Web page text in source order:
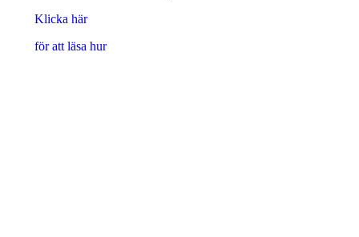
Klicka här
för att läsa hur